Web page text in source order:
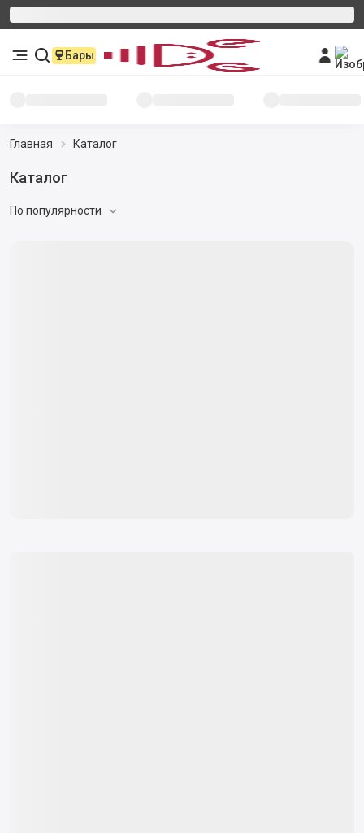
Бары
Главная Каталог
Каталог
По популярности